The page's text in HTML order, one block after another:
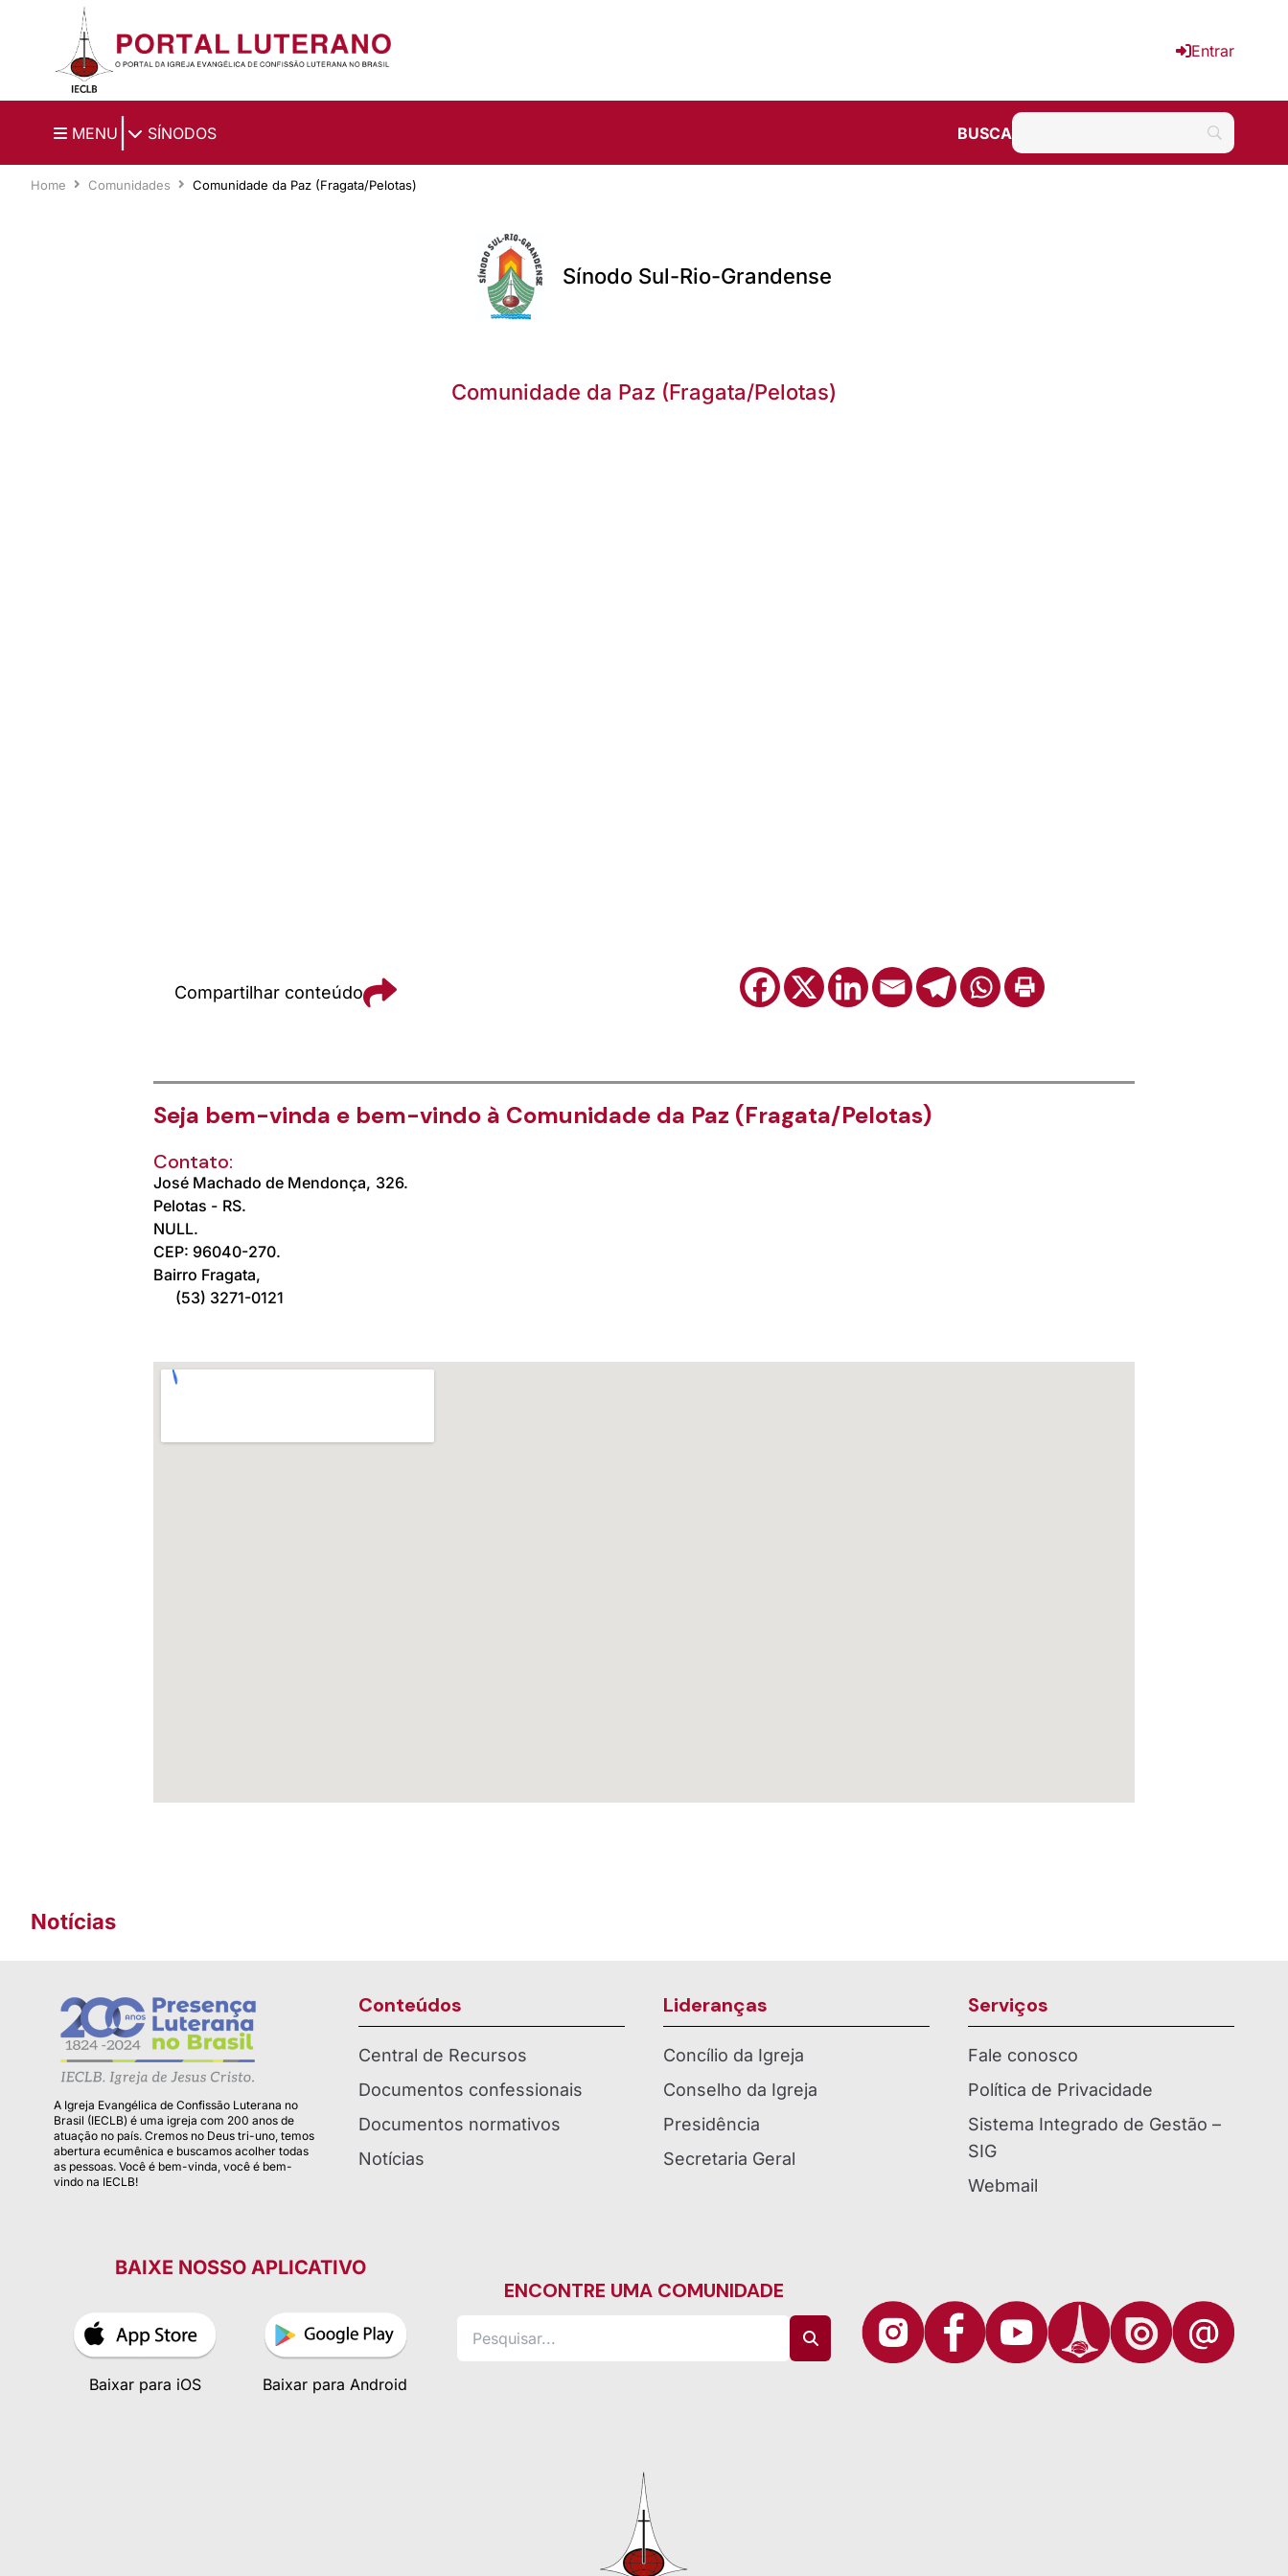
Ir para o conteúdo principal
Entrar
MENU SÍNODOS BUSCA
Home Comunidades Comunidade da Paz (Fragata/Pelotas)
Sínodo Sul-Rio-Grandense
Comunidade da Paz (Fragata/Pelotas)
Compartilhar conteúdo
Seja bem-vinda e bem-vindo à Comunidade da Paz (Fragata/Pelotas)
Contato:
José Machado de Mendonça, 326.
Pelotas - RS.
NULL.
CEP: 96040-270.
Bairro Fragata,
(53) 3271-0121
Notícias
A Igreja Evangélica de Confissão Luterana no
Brasil (IECLB) é uma igreja com 200 anos de
atuação no país. Cremos no Deus tri-uno, temos
abertura ecumênica e buscamos acolher todas
as pessoas. Você é bem-vinda, você é bem-
vindo na IECLB!
Conteúdos
Central de Recursos
Documentos confessionais
Documentos normativos
Notícias
Lideranças
Concílio da Igreja
Conselho da Igreja
Presidência
Secretaria Geral
Serviços
Fale conosco
Política de Privacidade
Sistema Integrado de Gestão –
SIG
Webmail
BAIXE NOSSO APLICATIVO
Baixar para iOS Baixar para Android
ENCONTRE UMA COMUNIDADE